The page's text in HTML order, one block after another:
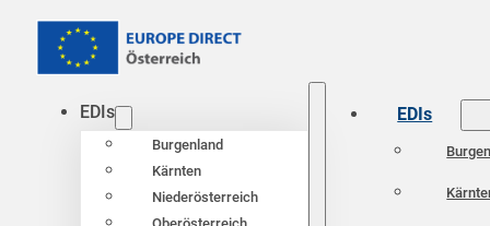
EDIs
Burgenland
Kärnten
Niederösterreich
EDIs